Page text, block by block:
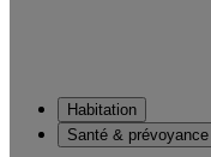
Habitation
Santé & prévoyance